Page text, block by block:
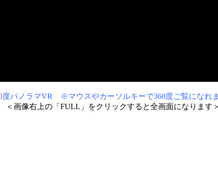
パノラマVR ※マウスやカーソルキーで360度ご覧になれま
画像右上の「FULL」をクリックすると全画面になります＞